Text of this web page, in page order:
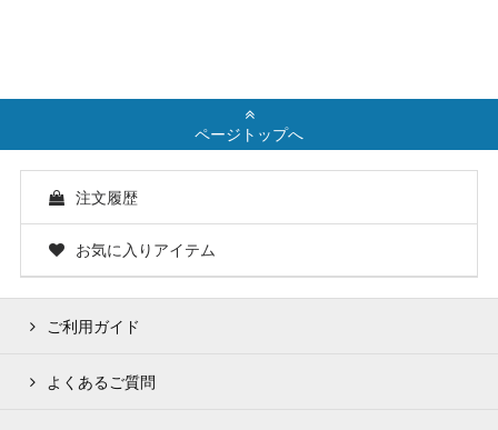
ページトップへ
注文履歴
お気に入りアイテム
ご利用ガイド
よくあるご質問